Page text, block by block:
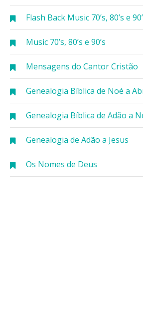
Flash Back Music 70’s, 80’s e
Music 70’s, 80’s e 90’s
Mensagens do Cantor Cristão
Genealogia Bíblica de Noé a
Genealogia Bíblica de Adão a
Genealogia de Adão a Jesus
Os Nomes de Deus